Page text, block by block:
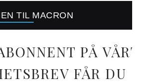
TIL MACRON
PÅ VÅRT
FÅR DU